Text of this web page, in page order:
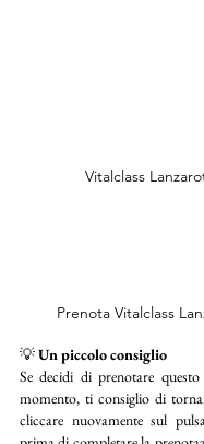
Vitalclass
Prenota Vitalclass
💡 Un piccolo consiglio
Se decidi di prenotare
momento, ti consiglio di
cliccare nuovamente sul